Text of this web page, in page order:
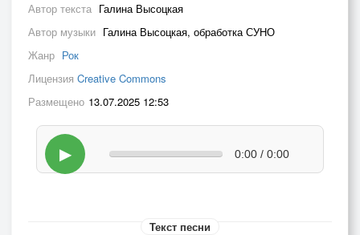
Автор текста Галина Высоцкая
Автор музыки Галина Высоцкая, обработка СУНО
Жанр Рок
Лицензия Creative Commons
Размещено 13.07.2025 12:53
▶ 0:00 / 0:00
Текст песни